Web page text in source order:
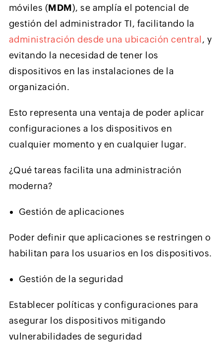
móviles (MDM), se amplía el potencial de
gestión del administrador TI, facilitando la
administración desde una ubicación central, y
evitando la necesidad de tener los
dispositivos en las instalaciones de la
organización.
Esto representa una ventaja de poder aplicar
configuraciones a los dispositivos en
cualquier momento y en cualquier lugar.
¿Qué tareas facilita una administración
moderna?
Gestión de aplicaciones
Poder definir que aplicaciones se restringen o
habilitan para los usuarios en los dispositivos.
Gestión de la seguridad
Establecer políticas y configuraciones para
asegurar los dispositivos mitigando
vulnerabilidades de seguridad